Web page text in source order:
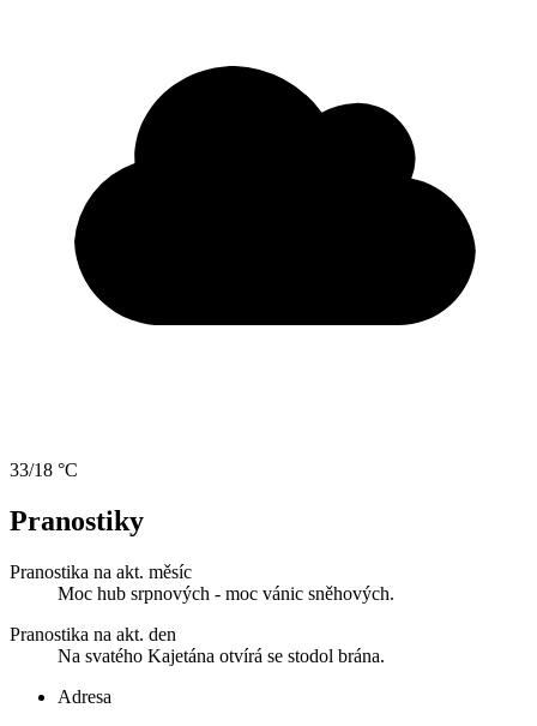
33/18 °C
Pranostiky
Pranostika na akt. měsíc
Moc hub srpnových - moc vánic sněhových.
Pranostika na akt. den
Na svatého Kajetána otvírá se stodol brána.
Adresa